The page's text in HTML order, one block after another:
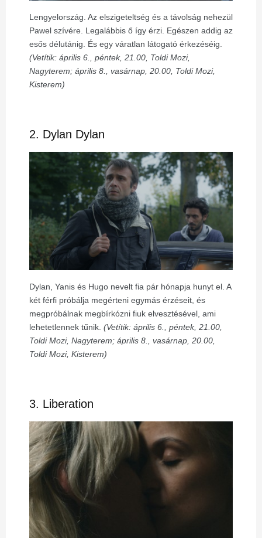
Lengyelország. Az elszigeteltség és a távolság nehezül
Pawel szívére. Legalábbis ő így érzi. Egészen addig az
esős délutánig. És egy váratlan látogató érkezéséig.
(Vetítik: április 6., péntek, 21.00, Toldi Mozi,
Nagyterem; április 8., vasárnap, 20.00, Toldi Mozi,
Kisterem)
2. Dylan Dylan
Dylan, Yanis és Hugo nevelt fia pár hónapja hunyt el. A
két férfi próbálja megérteni egymás érzéseit, és
megpróbálnak megbírkózni fiuk elvesztésével, ami
lehetetlennek tűnik. (Vetítik: április 6., péntek, 21.00,
Toldi Mozi, Nagyterem; április 8., vasárnap, 20.00,
Toldi Mozi, Kisterem)
3. Liberation